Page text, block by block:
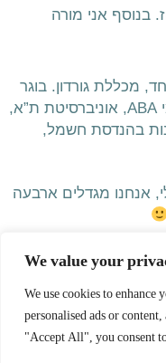
We value your
We use cookies to enhance
personalised ads or
"Accept All", you consent